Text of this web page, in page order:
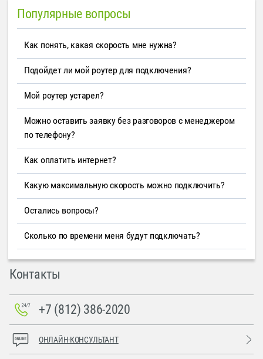
Популярные вопросы
Как понять, какая скорость мне нужна?
Подойдет ли мой роутер для подключения?
Мой роутер устарел?
Можно оставить заявку без разговоров с менеджером
по телефону?
Как оплатить интернет?
Какую максимальную скорость можно подключить?
Остались вопросы?
Сколько по времени меня будут подключать?
Контакты
+7 (812) 386-2020
ОНЛАЙН-КОНСУЛЬТАНТ